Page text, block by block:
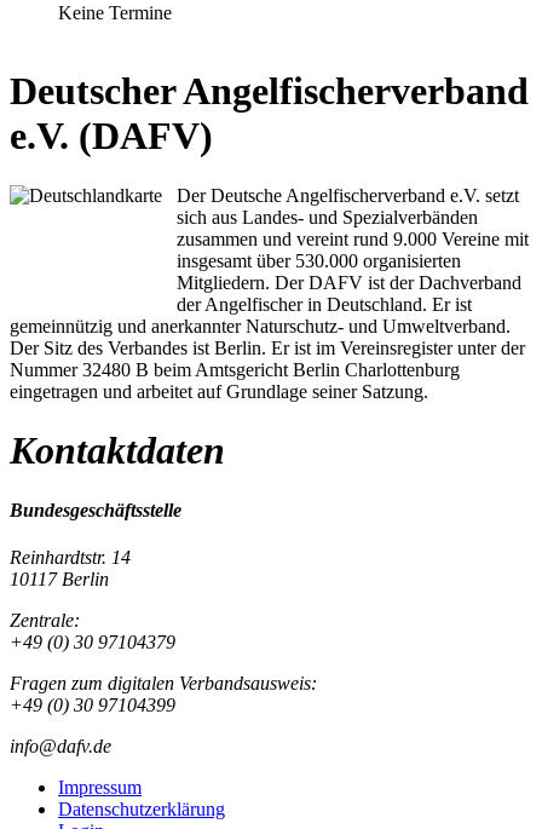
Keine Termine
Deutscher Angelfischerverband
e.V. (DAFV)
Der Deutsche Angelfischerverband e.V. setzt
sich aus Landes- und Spezialverbänden
zusammen und vereint rund 9.000 Vereine mit
insgesamt über 530.000 organisierten
Mitgliedern. Der DAFV ist der Dachverband
der Angelfischer in Deutschland. Er ist
gemeinnützig und anerkannter Naturschutz- und Umweltverband.
Der Sitz des Verbandes ist Berlin. Er ist im Vereinsregister unter der
Nummer 32480 B beim Amtsgericht Berlin Charlottenburg
eingetragen und arbeitet auf Grundlage seiner Satzung.
Kontaktdaten
Bundesgeschäftsstelle
Reinhardtstr. 14
10117 Berlin
Zentrale:
+49 (0) 30 97104379
Fragen zum digitalen Verbandsausweis:
+49 (0) 30 97104399
info@dafv.de
Impressum
Datenschutzerklärung